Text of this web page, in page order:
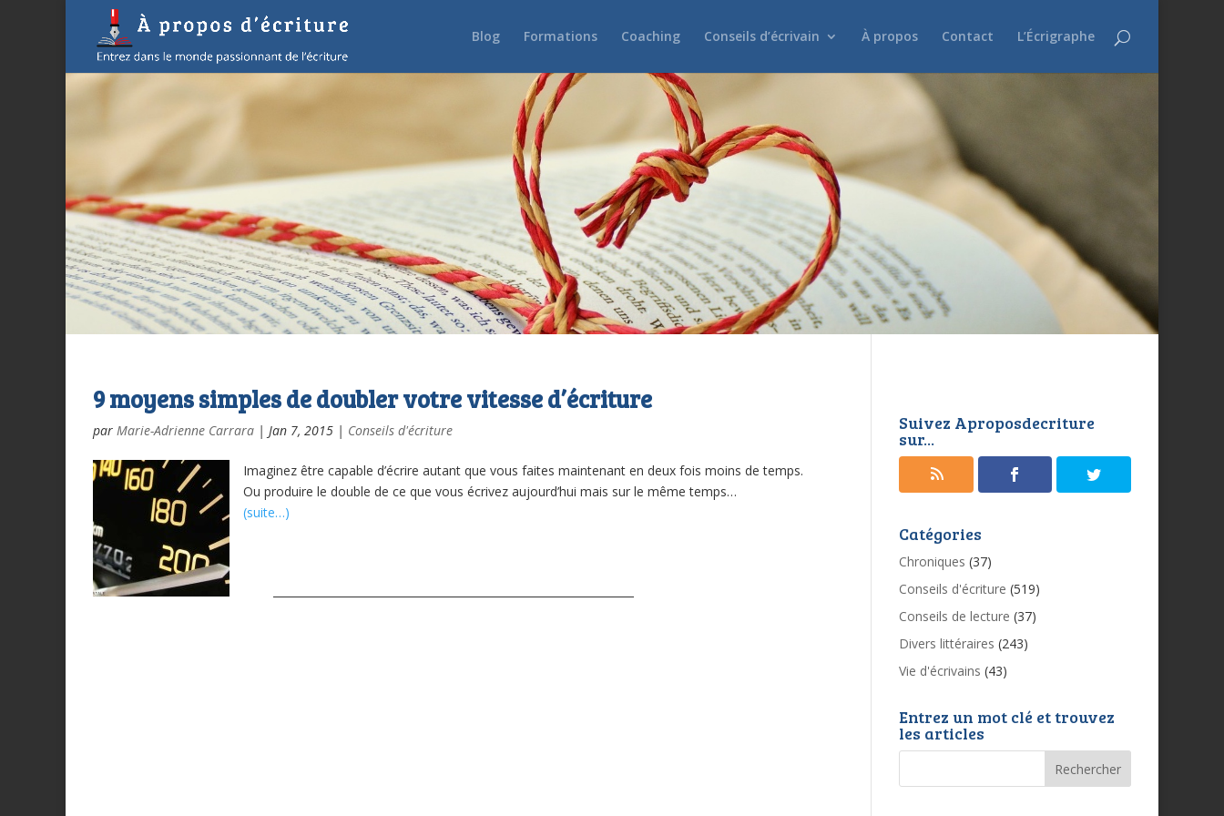
Blog Formations Coaching Conseils d’écrivain À propos Contact L’Écrigraphe
9 moyens simples de doubler votre vitesse d’écriture
par Marie-Adrienne Carrara | Jan 7, 2015 | Conseils d'écriture
Imaginez être capable d’écrire autant que vous faites maintenant en deux fois moins de temps.
Ou produire le double de ce que vous écrivez aujourd’hui mais sur le même temps…
(suite…)
Suivez Aproposdecriture
sur...
Catégories
Chroniques (37)
Conseils d'écriture (519)
Conseils de lecture (37)
Divers littéraires (243)
Vie d'écrivains (43)
Entrez un mot clé et trouvez
les articles